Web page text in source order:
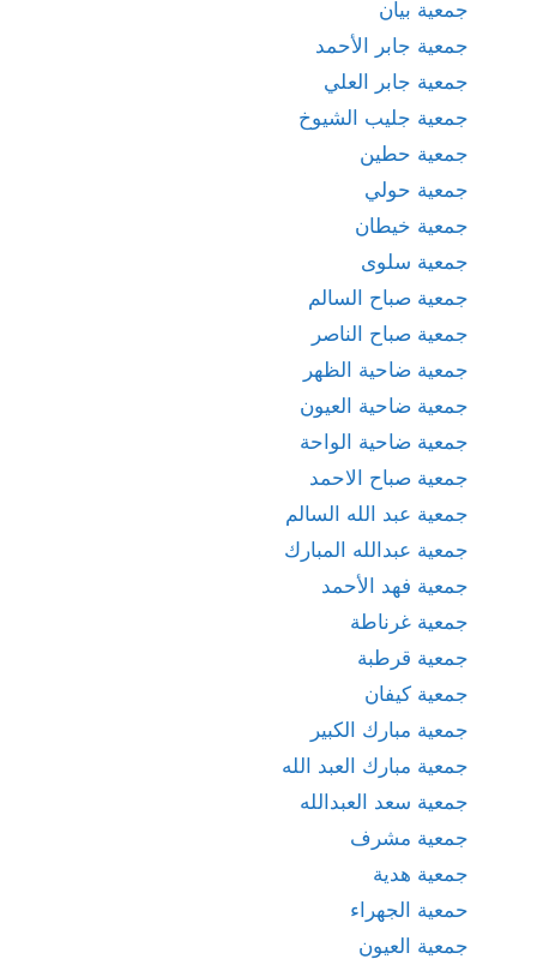
جمعية بيان
جمعية جابر الأحمد
جمعية جابر العلي
جمعية جليب الشيوخ
جمعية حطين
جمعية حولي
جمعية خيطان
جمعية سلوى
جمعية صباح السالم
جمعية صباح الناصر
جمعية ضاحية الظهر
جمعية ضاحية العيون
جمعية ضاحية الواحة
جمعية صباح الاحمد
جمعية عبد الله السالم
جمعية عبدالله المبارك
جمعية فهد الأحمد
جمعية غرناطة
جمعية قرطبة
جمعية كيفان
جمعية مبارك الكبير
جمعية مبارك العبد الله
جمعية سعد العبدالله
جمعية مشرف
جمعية هدية
حمعية الجهراء
جمعية العيون